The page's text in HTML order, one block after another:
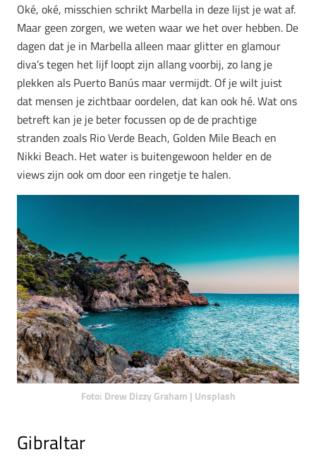
Oké, oké, misschien schrikt Marbella in deze lijst je wat af.
Maar geen zorgen, we weten waar we het over hebben. De
dagen dat je in Marbella alleen maar glitter en glamour
diva’s tegen het lijf loopt zijn allang voorbij, zo lang je
plekken als Puerto Banús maar vermijdt. Of je wilt juist
dat mensen je zichtbaar oordelen, dat kan ook hé. Wat ons
betreft kan je je beter focussen op de de prachtige
stranden zoals Rio Verde Beach, Golden Mile Beach en
Nikki Beach. Het water is buitengewoon helder en de
views zijn ook om door een ringetje te halen.
Foto: Drew Dizzy Graham | Unsplash
Gibraltar